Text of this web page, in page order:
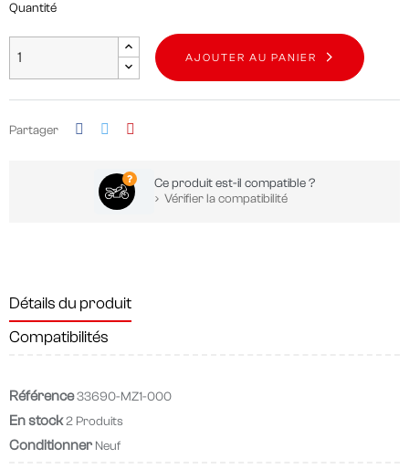
Quantité
AJOUTER AU PANIER
Partager
Ce produit est-il compatible ?
Vérifier la compatibilité
Détails du produit
Compatibilités
Référence33690-MZ1-000
En stock2 Produits
Conditionner Neuf